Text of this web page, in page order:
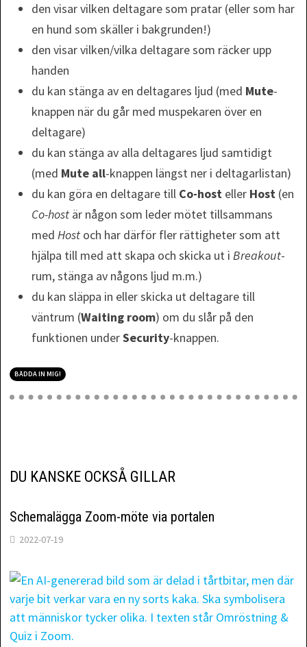
den visar vilken deltagare som pratar (eller som har
en hund som skäller i bakgrunden!)
den visar vilken/vilka deltagare som räcker upp
handen
du kan stänga av en deltagares ljud (med Mute-
knappen när du går med muspekaren över en
deltagare)
du kan stänga av alla deltagares ljud samtidigt
(med Mute all-knappen längst ner i deltagarlistan)
du kan göra en deltagare till Co-hosteller Host(en
Co-hostär någon som leder mötet tillsammans
med Host och har därför fler rättigheter som att
hjälpa till med att skapa och skicka ut i Breakout-
rum, stänga av någons ljud m.m.)
du kan släppa in eller skicka ut deltagare till
väntrum (Waiting room) om du slår på den
funktionen underSecurity-knappen.
BÄDDA IN MIG!
DU KANSKE OCKSÅ GILLAR
Schemalägga Zoom-möte via portalen
2022-07-19